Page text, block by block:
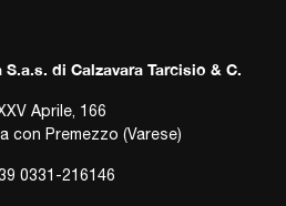
di Calzavara Tarcisio & C.
Aprile, 166
con Premezzo (Varese)
0331-216146